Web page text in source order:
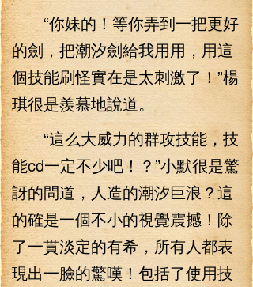
“你妹的！等你弄到一把更好
的劍，把潮汐劍給我用用，用這
個技能刷怪實在是太刺激了！”楊
琪很是羨慕地說道。
“這么大威力的群攻技能，技
能cd一定不少吧！？”小默很是驚
訝的問道，人造的潮汐巨浪？這
的確是一個不小的視覺震撼！除
了一貫淡定的有希，所有人都表
現出一臉的驚嘆！包括了使用技